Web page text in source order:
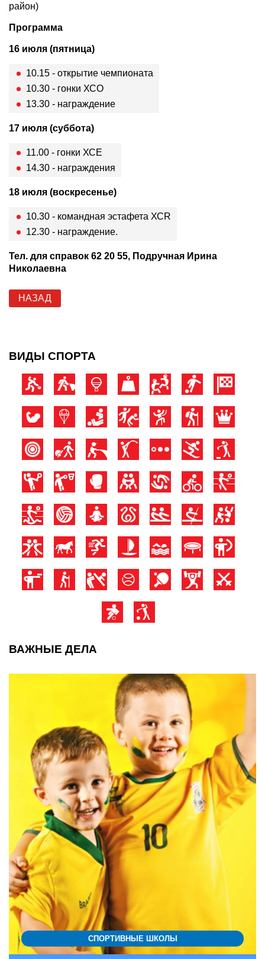
район)
Программа
16 июля (пятница)
10.15 - открытие чемпионата
10.30 - гонки ХСО
13.30 - награждение
17 июля (суббота)
11.00 - гонки ХСЕ
14.30 - награждения
18 июля (воскресенье)
10.30 - командная эстафета ХСR
12.30 - награждение.
Тел. для справок 62 20 55, Подручная Ирина
Николаевна
НАЗАД
ВИДЫ СПОРТА
ВАЖНЫЕ ДЕЛА
СПОРТИВНЫЕ ШКОЛЫ